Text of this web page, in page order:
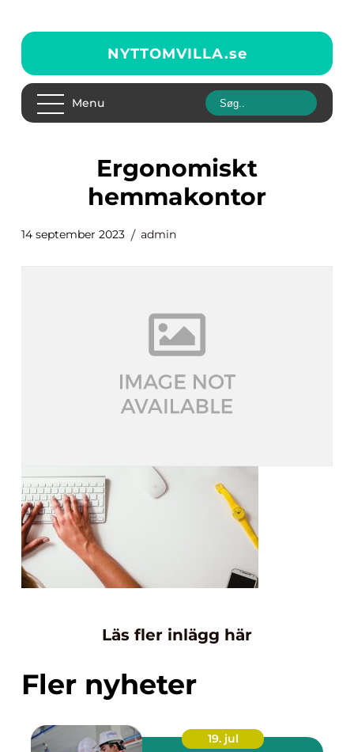
NYTTOMVILLA.se
Menu
ergonomiskt
hemmakontor
14 september 2023 admin
Läs fler inlägg här
Fler nyheter
19. jul